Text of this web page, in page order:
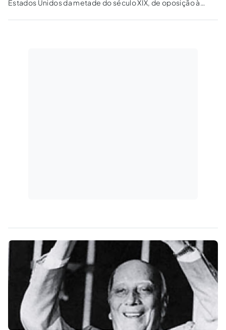
Estados Unidos da metade do século XIX, de oposição à
perante a intervenção do Estado.